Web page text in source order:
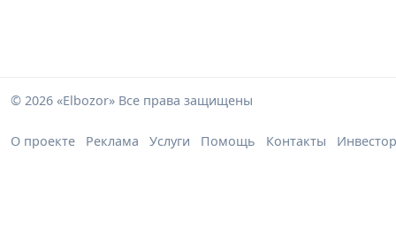
© 2026 «Elbozor» Все права защищены
О проекте Реклама Услуги Помощь Контакты